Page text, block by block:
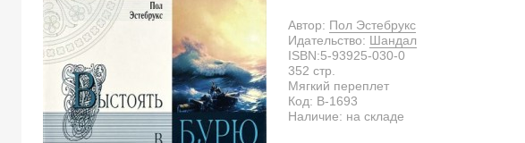
Автор: Пол Эстебрукс
Идательство: Шандал
ISBN:5-93925-030-0
352 стр.
Мягкий переплет
Код: B-1693
Наличие: на складе